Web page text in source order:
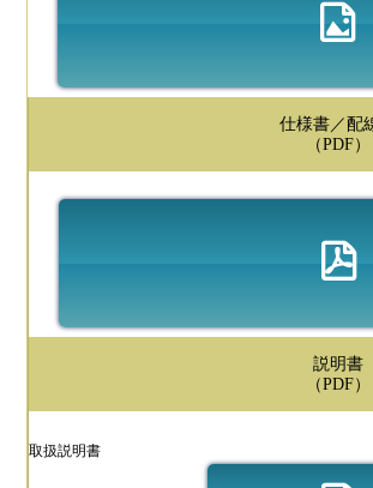
仕様書／配
（PDF）
説明書
（PDF）
取扱説明書